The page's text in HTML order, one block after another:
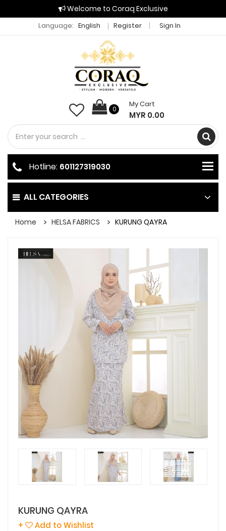
Welcome to Coraq Exclusive
Language: English Register Sign In
0
My Cart
MYR 0.00
ALL CATEGORIES
Hotline: 601127319030
Home HELSA FABRICS KURUNG QAYRA
KURUNG QAYRA
+ Add to Wishlist